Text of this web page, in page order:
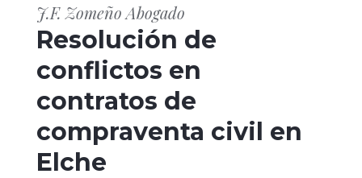
J.F. Zomeño Abogado
Resolución de
conflictos en
contratos de
compraventa civil en
Elche